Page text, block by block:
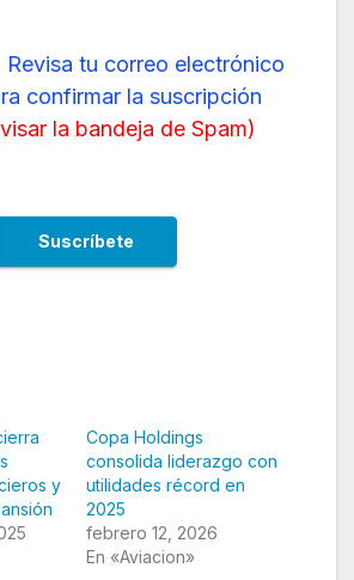
Revisa tu correo electrónico
confirmar la suscripción
la bandeja de Spam)
y
Copa Holdings
consolida liderazgo con
utilidades récord en
2025
febrero 12, 2026
En «Aviacion»